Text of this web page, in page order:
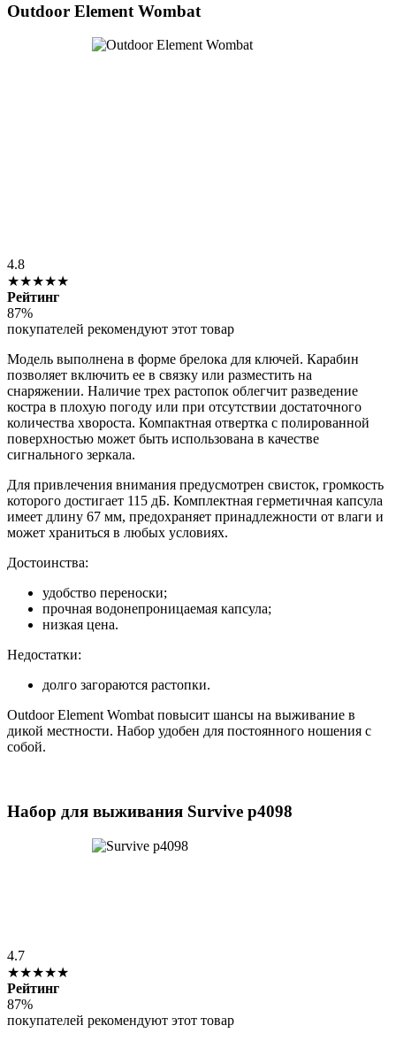
Outdoor Element Wombat
4.8
★★★★★
Рейтинг
87%
покупателей рекомендуют этот товар
Модель выполнена в форме брелока для ключей. Карабин
позволяет включить ее в связку или разместить на
снаряжении. Наличие трех растопок облегчит разведение
костра в плохую погоду или при отсутствии достаточного
количества хвороста. Компактная отвертка с полированной
поверхностью может быть использована в качестве
сигнального зеркала.
Для привлечения внимания предусмотрен свисток, громкость
которого достигает 115 дБ. Комплектная герметичная капсула
имеет длину 67 мм, предохраняет принадлежности от влаги и
может храниться в любых условиях.
Достоинства:
удобство переноски;
прочная водонепроницаемая капсула;
низкая цена.
Недостатки:
долго загораются растопки.
Outdoor Element Wombat повысит шансы на выживание в
дикой местности. Набор удобен для постоянного ношения с
собой.
Набор для выживания Survive p4098
4.7
★★★★★
Рейтинг
87%
покупателей рекомендуют этот товар